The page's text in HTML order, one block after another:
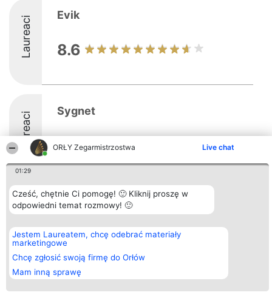
ORŁY Zegarmistrzostwa Live chat
01:29
Cześć, chętnie Ci pomogę! 🙂 Kliknij proszę w
odpowiedni temat rozmowy! 🙂
Jestem Laureatem, chcę odebrać materiały
marketingowe
Chcę zgłosić swoją firmę do Orłów
Mam inną sprawę
Laureaci Evik
8.6
Laureaci Sygnet
Organizator plebiscytu
Bright Side Solutions sp. z o.
ul. Ruska 22
Wrocław 50-079
KRS 0000749100 | Regon
381313360 | NIP 8943132676
+48 508 492 400
Plebiscyt
Laureaci
wszystkich
Regulamin
Kontakt